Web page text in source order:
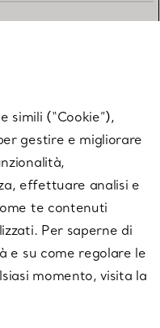
simili (“Cookie”),
gestire e migliorare
effettuare analisi e
te contenuti
Per saperne di
e su come regolare le
momento, visita la